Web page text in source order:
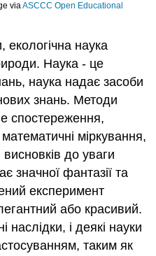
viaASCCC Open Educational
екологічна наука
Наука - це
наука надає засоби
знань. Методи
спостереження,
математичні міркування,
до уваги
значної фантазії та
експеримент
або красивий.
наслідки, і деякі науки
таким як